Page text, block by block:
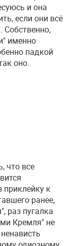
и она
если они всё
Собственно,
именно
падкой
оно.
что все
приклейку к
ранее,
раз пугалка
Кремля" не